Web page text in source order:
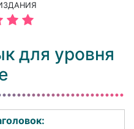
для уровня